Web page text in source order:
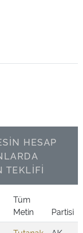
HESAP
TEKLİFİ
Tüm
Metin
Partisi